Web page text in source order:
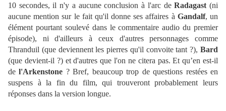
10 secondes, il n'y a aucune conclusion à l'arc deRadagast (ni
aucune mention sur le fait qu'il donne ses affaires à Gandalf, un
élément pourtant soulevé dans le commentaire audio du premier
épisode), ni d'ailleurs à ceux d'autres personnages comme
Thranduil (que deviennent les pierres qu'il convoite tant ?), Bard
(que devient-il ?) et d'autres que l'on ne citera pas. Et qu’en est-il
del'Arkenstone ? Bref, beaucoup trop de questions restées en
suspens à la fin du film, qui trouveront probablement leurs
réponses dans la version longue.